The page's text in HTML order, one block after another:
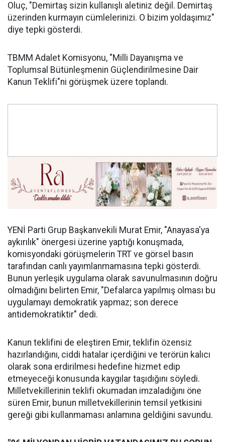
Oluç, "Demirtaş sizin kullanışlı aletiniz değil. Demirtaş
üzerinden kurmayın cümlelerinizi. O bizim yoldaşımız"
diye tepki gösterdi.
TBMM Adalet Komisyonu, "Milli Dayanışma ve
Toplumsal Bütünleşmenin Güçlendirilmesine Dair
Kanun Teklifi"ni görüşmek üzere toplandı.
YENİ Parti Grup Başkanvekili Murat Emir, "Anayasa'ya
aykırılık" önergesi üzerine yaptığı konuşmada,
komisyondaki görüşmelerin TRT ve görsel basın
tarafından canlı yayımlanmamasına tepki gösterdi.
Bunun yerleşik uygulama olarak savunulmasının doğru
olmadığını belirten Emir, "Defalarca yapılmış olması bu
uygulamayı demokratik yapmaz; son derece
antidemokratiktir" dedi.
Kanun teklifini de eleştiren Emir, teklifin özensiz
hazırlandığını, ciddi hatalar içerdiğini ve terörün kalıcı
olarak sona erdirilmesi hedefine hizmet edip
etmeyeceği konusunda kaygılar taşıdığını söyledi.
Milletvekillerinin teklifi okumadan imzaladığını öne
süren Emir, bunun milletvekillerinin temsil yetkisini
gereği gibi kullanmaması anlamına geldiğini savundu.